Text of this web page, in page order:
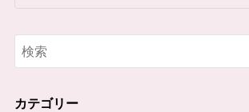
カテゴリー